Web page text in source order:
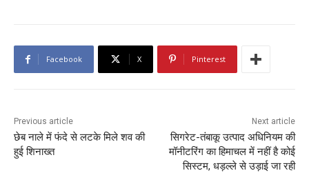
Facebook X Pinterest
Previous article
छेब नाले में फंदे से लटके मिले शव की
हुई शिनाख्त
Next article
सिगरेट-तंबाकू उत्पाद अधिनियम की
मॉनीटरिंग का हिमाचल में नहीं है कोई
सिस्टम, धड़ल्ले से उड़ाई जा रही